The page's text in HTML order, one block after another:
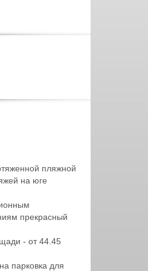
пляжной
на юге
прекрасный
- от 44.45
парковка для